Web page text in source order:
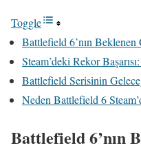
Toggle
Battlefield 6’nın Beklenen
Steam’deki Rekor
Battlefield Serisinin
Neden Battlefield 6
Battlefield 6’nın